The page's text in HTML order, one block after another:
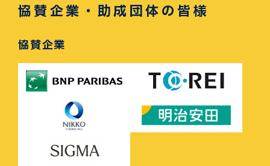
協賛企業・助成団体の皆様
協賛企業